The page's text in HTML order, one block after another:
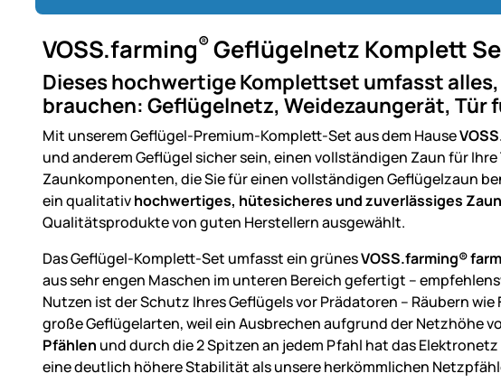
VOSS.farming®Geflügelnetz Komplett
Dieses hochwertige Komplettset umfasst
brauchen: Geflügelnetz, Weidezaungerät, Tür
Mit unserem Geflügel-Premium-Komplett-Set aus dem Hause
und anderem Geflügel sicher sein, einen vollständigen Zaun für
Zaunkomponenten, die Sie für einen vollständigen Geflügelzaun
ein qualitativhochwertiges, hütesicheres und zuverlässiges
Qualitätsprodukte von guten Herstellern ausgewählt.
Das Geflügel-Komplett-Set umfasst ein grünesVOSS.farming®
aus sehr engen Maschen im unteren Bereich gefertigt –
Nutzen ist der Schutz Ihres Geflügels vor Prädatoren – Räubern
große Geflügelarten, weil ein Ausbrechen aufgrund der Netzhöhe
Pfählen und durch die 2 Spitzen an jedem Pfahl hat das
eine deutlich höhere Stabilität als unsere herkömmlichen